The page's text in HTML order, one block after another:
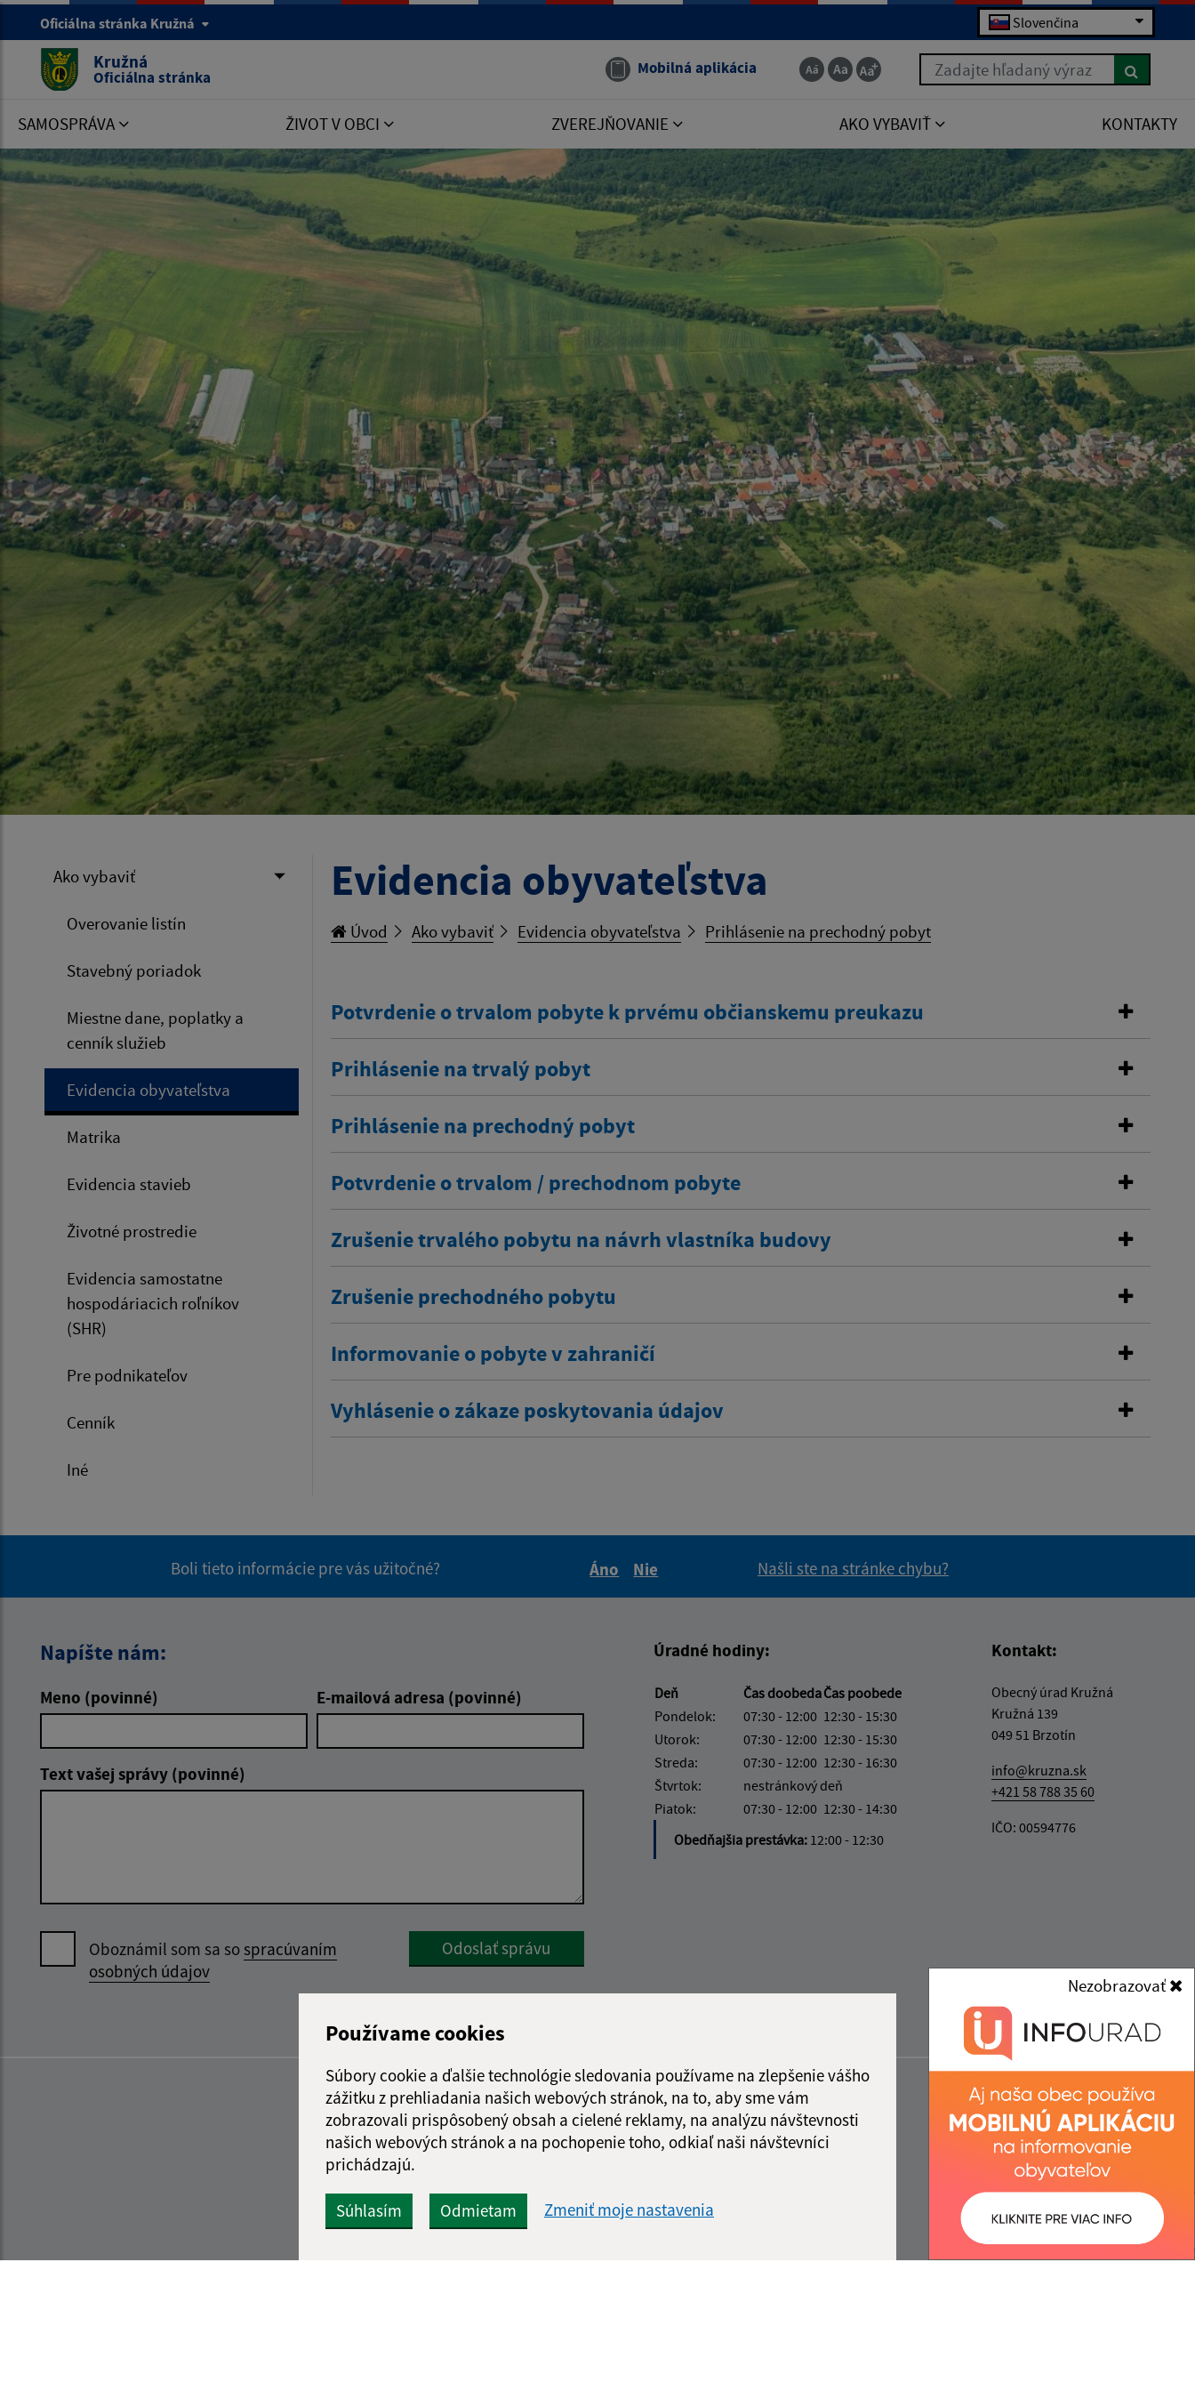
Používame cookies
Súbory cookie a ďalšie technológie sledovania používame na zlepšenie vášho
zážitku z prehliadania našich webových stránok, na to, aby sme vám
zobrazovali prispôsobený obsah a cielené reklamy, na analýzu návštevnosti
našich webových stránok a na pochopenie toho, odkiaľ naši návštevníci
prichádzajú.
Súhlasím Odmietam Zmeniť moje nastavenia
Nezobrazovať
Oficiálna stránka Kružná Slovenčina
Kružná
Oficiálna stránka Mobilná aplikácia Zadajte hľadaný výraz
SAMOSPRÁVA ŽIVOT V OBCI ZVEREJŇOVANIE AKO VYBAVIŤ KONTAKTY
Ako vybaviť
Overovanie listín
Stavebný poriadok
Miestne dane, poplatky a
cenník služieb
Evidencia obyvateľstva
Matrika
Evidencia stavieb
Životné prostredie
Evidencia samostatne
hospodáriacich roľníkov
(SHR)
Pre podnikateľov
Cenník
Iné
Evidencia obyvateľstva
Úvod Ako vybaviť Evidencia obyvateľstva Prihlásenie na prechodný pobyt
Potvrdenie o trvalom pobyte k prvému občianskemu preukazu
Prihlásenie na trvalý pobyt
Prihlásenie na prechodný pobyt
Potvrdenie o trvalom / prechodnom pobyte
Zrušenie trvalého pobytu na návrh vlastníka budovy
Zrušenie prechodného pobytu
Informovanie o pobyte v zahraničí
Vyhlásenie o zákaze poskytovania údajov
Boli tieto informácie pre vás užitočné?
Áno
Nie
Našli ste na stránke chybu?
Napíšte nám:
Meno (povinné) E-mailová adresa (povinné)
Text vašej správy (povinné)
Oboznámil som sa sospracúvaním
osobných údajov
Google reCaptcha Response
Odoslať správu
Úradné hodiny:
Deň Čas doobedaČas poobede
Pondelok:
07:30 - 12:00 12:30 - 15:30
Utorok:
07:30 - 12:00 12:30 - 15:30
Streda:
07:30 - 12:00 12:30 - 16:30
Štvrtok:
nestránkový deň
Piatok:
07:30 - 12:00 12:30 - 14:30
Obedňajšia prestávka: 12:00 - 12:30
Kontakt:
Obecný úrad Kružná
Kružná 139
049 51 Brzotín
info@kruzna.sk
+421 58 788 35 60
IČO: 00594776